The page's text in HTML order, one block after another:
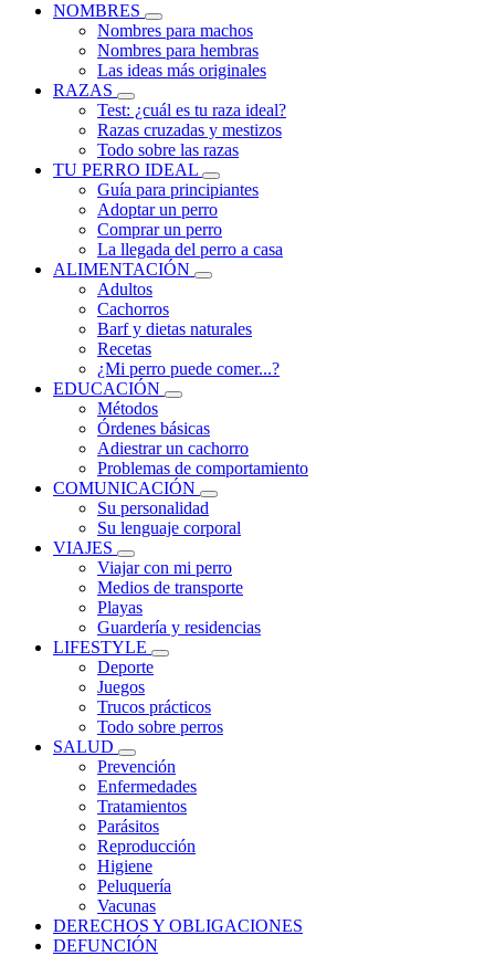
NOMBRES
Nombres para machos
Nombres para hembras
Las ideas más originales
RAZAS
Test: ¿cuál es tu raza ideal?
Razas cruzadas y mestizos
Todo sobre las razas
TU PERRO IDEAL
Guía para principiantes
Adoptar un perro
Comprar un perro
La llegada del perro a casa
ALIMENTACIÓN
Adultos
Cachorros
Barf y dietas naturales
Recetas
¿Mi perro puede comer...?
EDUCACIÓN
Métodos
Órdenes básicas
Adiestrar un cachorro
Problemas de comportamiento
COMUNICACIÓN
Su personalidad
Su lenguaje corporal
VIAJES
Viajar con mi perro
Medios de transporte
Playas
Guardería y residencias
LIFESTYLE
Deporte
Juegos
Trucos prácticos
Todo sobre perros
SALUD
Prevención
Enfermedades
Tratamientos
Parásitos
Reproducción
Higiene
Peluquería
Vacunas
DERECHOS Y OBLIGACIONES
DEFUNCIÓN